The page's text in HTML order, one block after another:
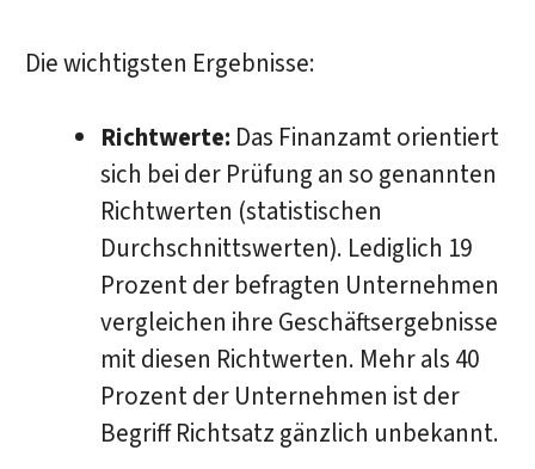
Die wichtigsten Ergebnisse:
Richtwerte: Das Finanzamt orientiert
sich bei der Prüfung an so genannten
Richtwerten (statistischen
Durchschnittswerten). Lediglich 19
Prozent der befragten Unternehmen
vergleichen ihre Geschäftsergebnisse
mit diesen Richtwerten. Mehr als 40
Prozent der Unternehmen ist der
Begriff Richtsatz gänzlich unbekannt.